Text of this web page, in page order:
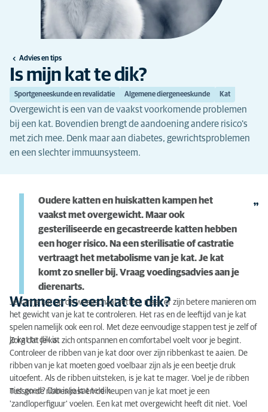
Advies en tips
Is mijn kat te dik?
Sportgeneeskunde en revalidatie Algemene diergeneeskunde Kat
Overgewicht is een van de vaakst voorkomende problemen
bij een kat. Bovendien brengt de aandoening andere risico's
met zich mee. Denk maar aan diabetes, gewrichtsproblemen
en een slechter immuunsysteem.
Oudere katten en huiskatten kampen het
vaakst met overgewicht. Maar ook
gesteriliseerde en gecastreerde katten hebben
een hoger risico. Na een sterilisatie of castratie
vertraagt het metabolisme van je kat. Je kat
komt zo sneller bij. Vraag voedingsadvies aan je
dierenarts.
Wanneer is een kat te dik?
Je kan je kat op de weegschaal zetten, maar er zijn betere manieren om
het gewicht van je kat te controleren. Het ras en de leeftijd van je kat
spelen namelijk ook een rol. Met deze eenvoudige stappen test je zelf of
je kat te dik is.
Zorg dat je kat zich ontspannen en comfortabel voelt voor je begint.
Controleer de ribben van je kat door over zijn ribbenkast te aaien. De
ribben van je kat moeten goed voelbaar zijn als je een beetje druk
uitoefent. Als de ribben uitsteken, is je kat te mager. Voel je de ribben
niet goed? Dan is je kat te dik.
Tussen de ribbenkast en de heupen van je kat moet je een
'zandloperfiguur' voelen. Een kat met overgewicht heeft dit niet. Voel